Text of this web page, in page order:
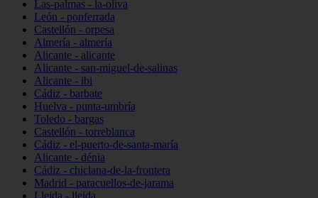
Las-palmas - la-oliva
León - ponferrada
Castellón - orpesa
Almería - almería
Alicante - alicante
Alicante - san-miguel-de-salinas
Alicante - ibi
Cádiz - barbate
Huelva - punta-umbría
Toledo - bargas
Castellón - torreblanca
Cádiz - el-puerto-de-santa-maría
Alicante - dénia
Cádiz - chiclana-de-la-frontera
Madrid - paracuellos-de-jarama
Lleida - lleida